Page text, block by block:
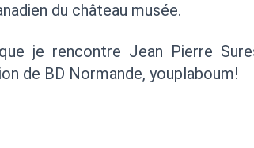
du château musée.
je rencontre Jean Pierre
de BD Normande, youplaboum!